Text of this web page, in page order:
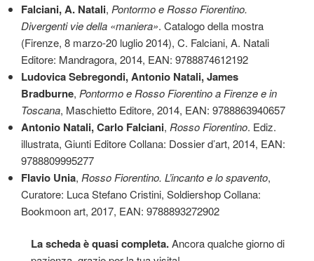
Falciani, A. Natali, Pontormo e Rosso Fiorentino.
Divergenti vie della «maniera». Catalogo della mostra
(Firenze, 8 marzo-20 luglio 2014), C. Falciani, A. Natali
Editore: Mandragora, 2014, EAN: 9788874612192
Ludovica Sebregondi, Antonio Natali, James
Bradburne, Pontormo e Rosso Fiorentino a Firenze e in
Toscana, Maschietto Editore, 2014, EAN: 9788863940657
Antonio Natali, Carlo Falciani, Rosso Fiorentino. Ediz.
illustrata, Giunti Editore Collana: Dossier d’art, 2014, EAN:
9788809995277
Flavio Unia, Rosso Fiorentino. L’incanto e lo spavento,
Curatore: Luca Stefano Cristini, Soldiershop Collana:
Bookmoon art, 2017, EAN: 9788893272902
La scheda è quasi completa.Ancora qualche giorno di